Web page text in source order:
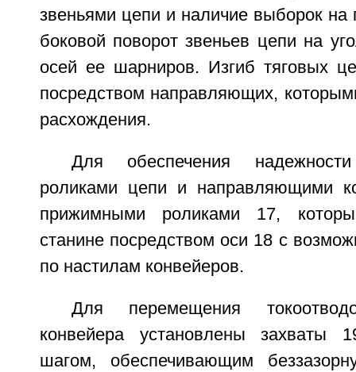
звеньями цепи и наличие выборок на
боковой поворот звеньев цепи на
осей ее шарниров. Изгиб тяговых
посредством направляющих,
расхождения.
Для обеспечения
роликами цепи и направляющими
прижимными роликами 17,
станине посредством оси 18 с
по настилам конвейеров.
Для перемещения
конвейера установлены захваты
шагом, обеспечивающим